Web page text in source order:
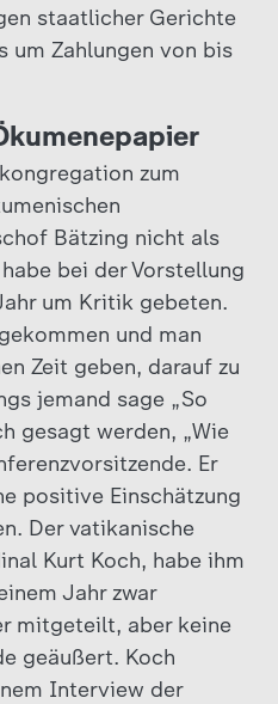
staatlicher Gerichte
um Zahlungen von bis
zum
Bätzing nicht als
bei der Vorstellung
um Kritik gebeten.
und man
Zeit geben, darauf zu
jemand sage „So
gesagt werden, „Wie
Er
positive Einschätzung
Der vatikanische
Kurt Koch, habe ihm
Jahr zwar
mitgeteilt, aber keine
geäußert. Koch
Interview der